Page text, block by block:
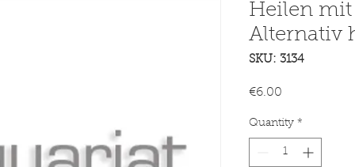
Heilen
Alternativ
SKU: 3134
€6.00Price
Quantity *